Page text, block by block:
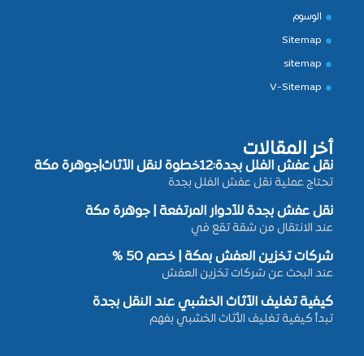
الوسوم
Sitemap
sitemap
V-Sitemap
أخر المقالات
نقل عفش الفلل بجدة:12خطوة لنقل الأثاث|جوهرة مكة
تحتاج عملية نقل عفش الفلل بجدة
نقل عفش بجدة للأدوار المرتفعة | جوهرة مكة
عند الانتقال من شقة تقع في
شركات تخزين العفش بمكة | خصم 50 %
عند البحث عن شركات تخزين العفش
كيفية تغليف الأثاث الخشبي عند النقل بجدة
تبدأ كيفية تغليف الأثاث الخشبي بفهم